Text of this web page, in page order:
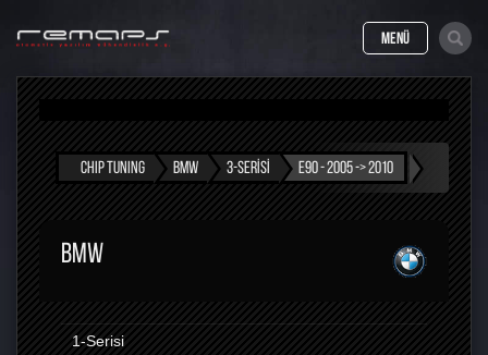
MENÜ
CHIP TUNING BMW 3-SERISI E90 - 2005 -> 2010
BMW
1-Serisi